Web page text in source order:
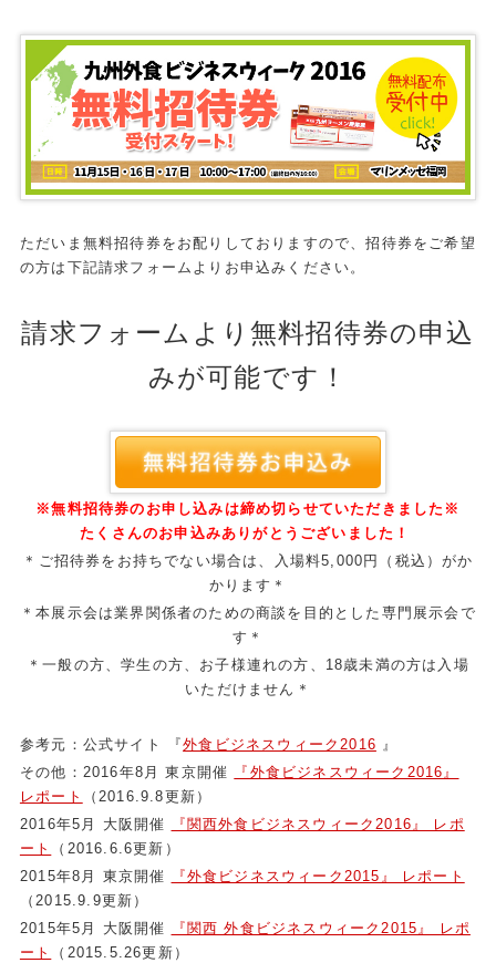
ただいま無料招待券をお配りしておりますので、招待券をご希望
の方は下記請求フォームよりお申込みください。
請求フォームより無料招待券の申込
みが可能です！
※無料招待券のお申し込みは締め切らせていただきました※
たくさんのお申込みありがとうございました！
＊ご招待券をお持ちでない場合は、入場料5,000円（税込）がか
かります＊
＊本展示会は業界関係者のための商談を目的とした専門展示会で
す＊
＊一般の方、学生の方、お子様連れの方、18歳未満の方は入場
いただけません＊
参考元：公式サイト 『外食ビジネスウィーク2016 』
その他：2016年8月 東京開催
『外食ビジネスウィーク2016』
レポート
（2016.9.8更新）
2016年5月 大阪開催
『関西外食ビジネスウィーク2016』 レポ
ート
（2016.6.6更新）
2015年8月 東京開催
『外食ビジネスウィーク2015』 レポート
（2015.9.9更新）
2015年5月 大阪開催
『関西 外食ビジネスウィーク2015』 レポ
ート
（2015.5.26更新）